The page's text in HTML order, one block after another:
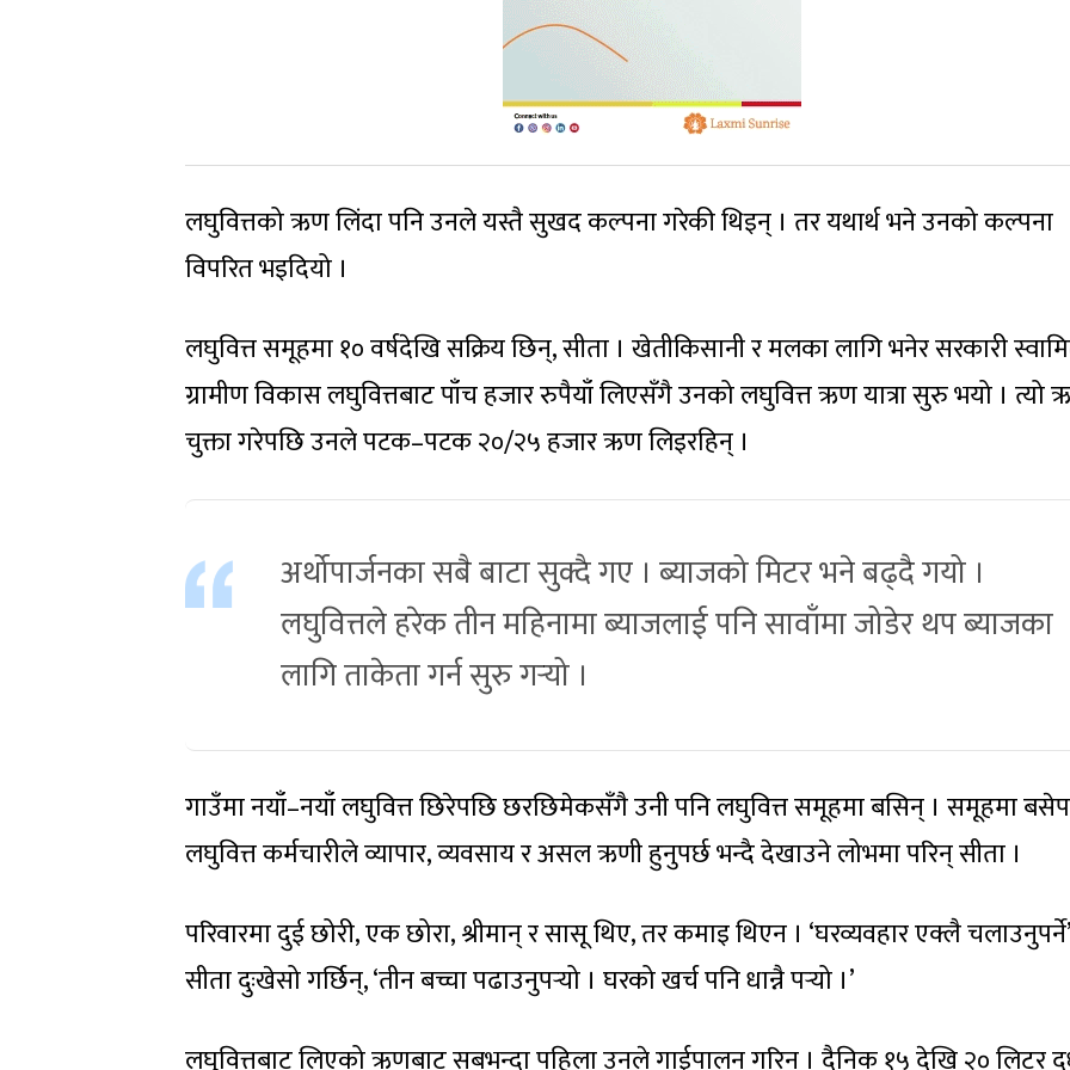
लघुवित्तको ऋण लिंदा पनि उनले यस्तै सुखद कल्पना गरेकी थिइन् । तर यथार्थ भने उनको कल्पना
विपरित भइदियो ।
लघुवित्त समूहमा १० वर्षदेखि सक्रिय छिन्, सीता । खेतीकिसानी र मलका लागि भनेर सरकारी
ग्रामीण विकास लघुवित्तबाट पाँच हजार रुपैयाँ लिएसँगै उनको लघुवित्त ऋण यात्रा सुरु भयो । त्यो
चुक्ता गरेपछि उनले पटक–पटक २०/२५ हजार ऋण लिइरहिन् ।
अर्थोपार्जनका सबै बाटा सुक्दै गए । ब्याजको मिटर भने बढ्दै गयो ।
लघुवित्तले हरेक तीन महिनामा ब्याजलाई पनि सावाँमा जोडेर थप ब्याजका
लागि ताकेता गर्न सुरु गर्‍यो ।
गाउँमा नयाँ–नयाँ लघुवित्त छिरेपछि छरछिमेकसँगै उनी पनि लघुवित्त समूहमा बसिन् । समूहमा
लघुवित्त कर्मचारीले व्यापार, व्यवसाय र असल ऋणी हुनुपर्छ भन्दै देखाउने लोभमा परिन् सीता ।
परिवारमा दुई छोरी, एक छोरा, श्रीमान् र सासू थिए, तर कमाइ थिएन । ‘घरव्यवहार एक्लै चलाउनुपर्ने’
सीता दुःखेसो गर्छिन्, ‘तीन बच्चा पढाउनुपर्‍यो । घरको खर्च पनि धान्नै पर्‍यो ।’
लघुवित्तबाट लिएको ऋणबाट सबभन्दा पहिला उनले गाईपालन गरिन् । दैनिक १५ देखि २० लिटर